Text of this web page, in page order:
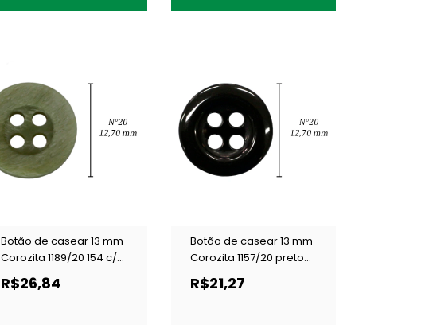
Botão de casear 13 mm
Corozita 1189/20 154 c/
144 un
R$26,84
Botão de casear 13 mm
Corozita 1157/20 preto
c/ 144 un
R$21,27